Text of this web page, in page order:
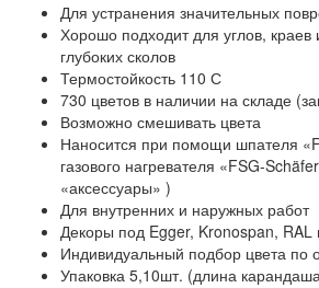
Для устранения значительных
Хорошо подходит для углов, краев
глубоких сколов
Термостойкость 110 С
730 цветов в наличии на складе
Возможно смешивать цвета
Наносится при помощи шпателя
газового нагревателя «FSG-
«аксессуары» )
Для внутренних и наружных работ
Декоры под Egger, Kronospan, RAL
Индивидуальный подбор цвета по
Упаковка 5,10шт. (длина